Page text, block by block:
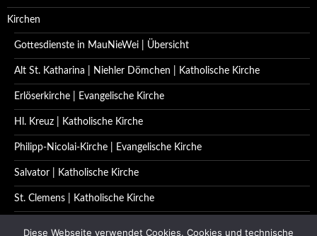
Kirchen
Gottesdienste in MauNieWei | Übersicht
Alt St. Katharina | Niehler Dömchen | Katholische Kirche
Erlöserkirche | Evangelische Kirche
Hl. Kreuz | Katholische Kirche
Philipp-Nicolai-Kirche | Evangelische Kirche
Salvator | Katholische Kirche
St. Clemens | Katholische Kirche
Diese Webseite verwendet Cookies. Cookies und technische